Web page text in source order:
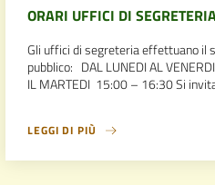
ORARI UFFICI DI
Gli uffici di segreteria effettuano il
pubblico: DAL LUNEDI AL
IL MARTEDI 15:00 – 16:30 Si
LEGGI DI PIÙ